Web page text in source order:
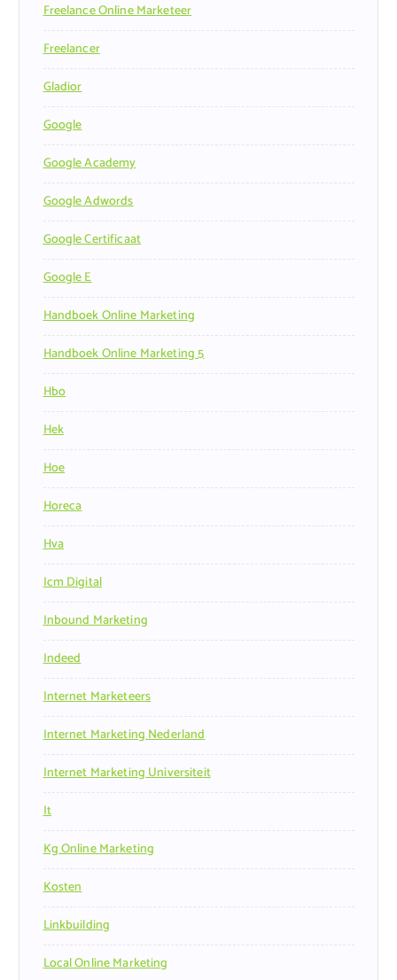
Freelance Online Marketeer
Freelancer
Gladior
Google
Google Academy
Google Adwords
Google Certificaat
Google E
Handboek Online Marketing
Handboek Online Marketing 5
Hbo
Hek
Hoe
Horeca
Hva
Icm Digital
Inbound Marketing
Indeed
Internet Marketeers
Internet Marketing Nederland
Internet Marketing Universiteit
It
Kg Online Marketing
Kosten
Linkbuilding
Local Online Marketing